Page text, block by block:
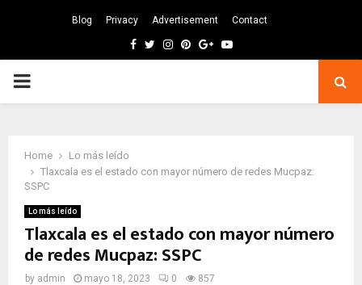
Blog Privacy Advertisement Contact
Facebook
TwitterInstagram
Pinterest
GoogleYoutube
PRIMARY
Home
Lo más leído
Tlaxcala es el estado con mayor número de redes Mucpaz:
SSPC
Lo más leído
Tlaxcala es el estado con mayor número
de redes Mucpaz: SSPC
by admin mayo 18, 2023 0 857